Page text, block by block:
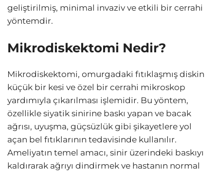
geliştirilmiş, minimal invaziv ve etkili bir cerrahi
yöntemdir.
Mikrodiskektomi Nedir?
Mikrodiskektomi, omurgadaki fıtıklaşmış diskin
küçük bir kesi ve özel bir cerrahi mikroskop
yardımıyla çıkarılması işlemidir. Bu yöntem,
özellikle siyatik sinirine baskı yapan ve bacak
ağrısı, uyuşma, güçsüzlük gibi şikayetlere yol
açan bel fıtıklarının tedavisinde kullanılır.
Ameliyatın temel amacı, sinir üzerindeki baskıyı
kaldırarak ağrıyı dindirmek ve hastanın normal